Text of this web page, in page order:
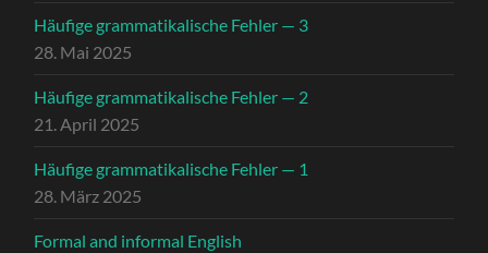
Häufige grammatikalische Fehler — 3
28. Mai 2025
Häufige grammatikalische Fehler — 2
21. April 2025
Häufige grammatikalische Fehler — 1
28. März 2025
Formal and informal English